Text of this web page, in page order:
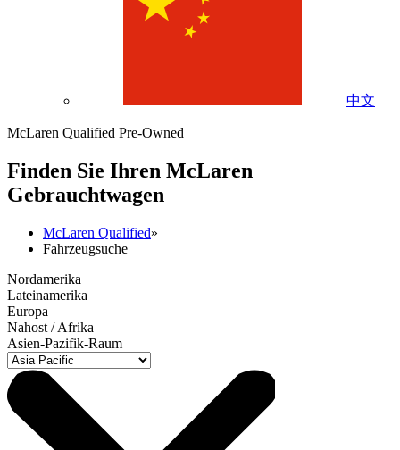
中文
McLaren Qualified Pre-Owned
Finden Sie Ihren McLaren
Gebrauchtwagen
McLaren Qualified»
Fahrzeugsuche
Nordamerika
Lateinamerika
Europa
Nahost / Afrika
Asien-Pazifik-Raum